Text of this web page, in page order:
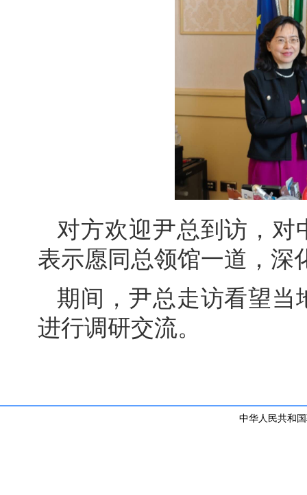
对方欢迎尹总到访，
表示愿同总领馆一道，深
期间，尹总走访看望当
进行调研交流。
中华人民共和